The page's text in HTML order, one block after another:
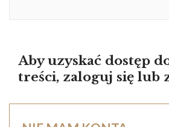
Aby uzyskać dostęp
treści, zaloguj się lub